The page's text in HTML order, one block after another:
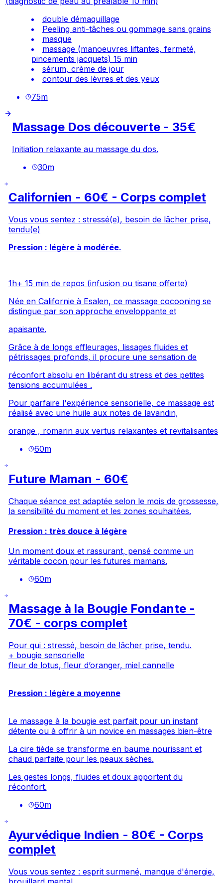
double démaquillage
Peeling anti-tâches ou gommage sans grains
masque
massage (manoeuvres liftantes, fermeté,
pincements jacquets) 15 min
sérum, crème de jour
contour des lèvres et des yeux
75m
Massage Dos découverte - 35€
Initiation relaxante au massage du dos.
30m
Californien - 60€ - Corps complet
Vous vous sentez : stressé(e), besoin de lâcher prise,
tendu(e)
Pression : légère à modérée.
1h+ 15 min de repos (infusion ou tisane offerte)
Née en Californie à Esalen, ce massage cocooning se
distingue par son approche enveloppante et
apaisante.
Grâce à de longs effleurages, lissages fluides et
pétrissages profonds, il procure une sensation de
réconfort absolu en libérant du stress et des petites
tensions accumulées .
Pour parfaire l'expérience sensorielle, ce massage est
réalisé avec une huile aux notes de lavandin,
orange , romarin aux vertus relaxantes et revitalisantes
60m
Future Maman - 60€
Chaque séance est adaptée selon le mois de grossesse,
la sensibilité du moment et les zones souhaitées.
Pression : très douce à légère
Un moment doux et rassurant, pensé comme un
véritable cocon pour les futures mamans.
60m
Massage à la Bougie Fondante -
70€ - corps complet
Pour qui : stressé, besoin de lâcher prise, tendu.
+ bougie sensorielle
fleur delotus, fleur d’oranger, miel cannelle
Pression : légère a moyenne
Le massage à la bougie est parfait pour un instant
détente ou à offrir à un novice en massages bien-être
La cire tiède se transforme en baume nourissant et
chaud parfaite pour les peaux sèches.
Les gestes longs, fluides et doux apportent du
réconfort.
60m
Ayurvédique Indien - 80€ - Corps
complet
Vous vous sentez : esprit surmené, manque d'énergie,